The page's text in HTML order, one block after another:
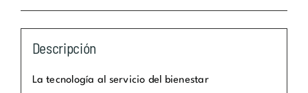
Descripción
La tecnología al servicio del bienestar